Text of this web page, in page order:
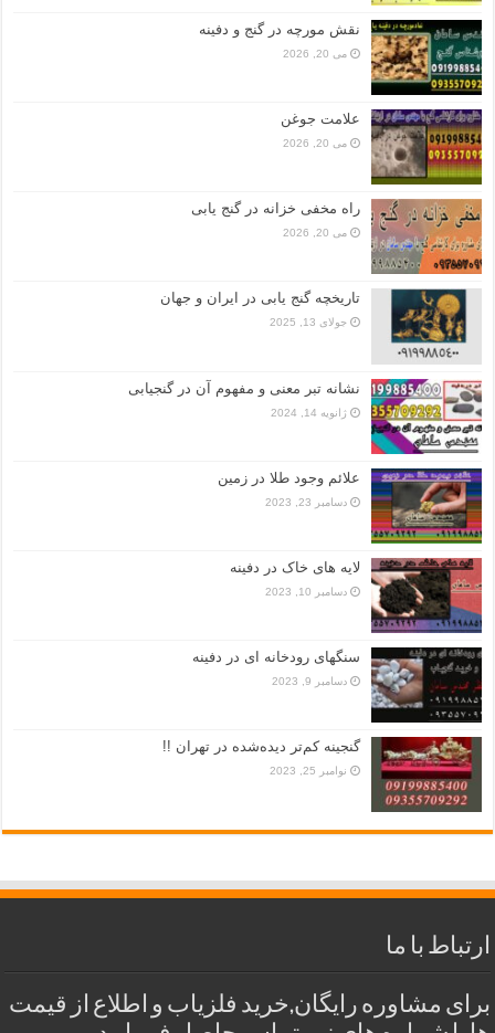
نقش مورچه در گنج و دفینه
می 20, 2026
علامت جوغن
می 20, 2026
راه مخفی خزانه در گنج یابی
می 20, 2026
تاریخچه گنج‌ یابی در ایران و جهان
جولای 13, 2025
نشانه تبر معنی و مفهوم آن در گنجیابی
ژانویه 14, 2024
علائم وجود طلا در زمین
دسامبر 23, 2023
لایه های خاک در دفینه
دسامبر 10, 2023
سنگهای رودخانه ای در دفینه
دسامبر 9, 2023
گنجینه کم‌تر دیده‌شده در تهران !!
نوامبر 25, 2023
ارتباط با ما
برای مشاوره رایگان,خرید فلزیاب و اطلاع از قیمت